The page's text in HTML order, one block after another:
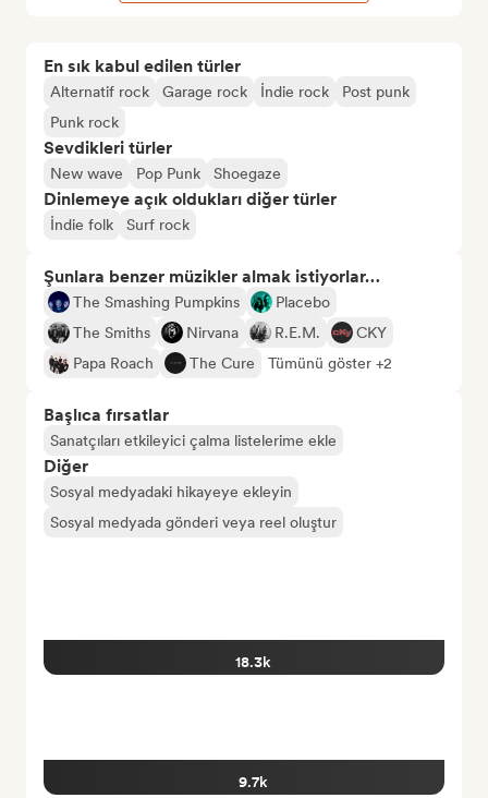
En sık kabul edilen türler
Alternatif rock Garage rock İndie rock
Post punk
Punk rock
Sevdikleri türler
New wave Pop Punk Shoegaze
Dinlemeye açık oldukları diğer türler
İndie folk Surf rock
Şunlara benzer müzikler almak istiyorlar…
The Smashing Pumpkins
Placebo
The Smiths
Nirvana R.E.M.
CKY
Papa Roach
The Cure Tümünü göster +2
Başlıca fırsatlar
Sanatçıları etkileyici çalma listelerime ekle
Diğer
Sosyal medyadaki hikayeye ekleyin
Sosyal medyada gönderi veya reel oluştur
18.3k
9.7k